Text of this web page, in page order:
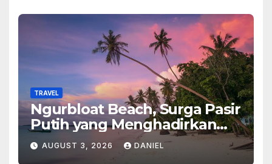
TRAVEL
Ngurbloat Beach, Surga Pasir
Putih yang Menghadirkan
Ketenangan dan Pesona
Alam Tak Terlupakan
AUGUST 3, 2026 DANIEL